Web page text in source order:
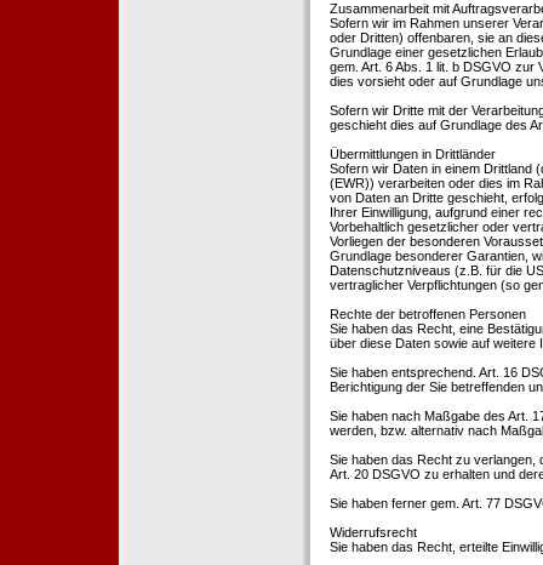
Zusammenarbeit mit
Sofern wir im Rahmen unserer
oder Dritten) offenbaren, sie an
Grundlage einer gesetzlichen
gem. Art. 6 Abs. 1 lit. b DSGVO zur
dies vorsieht oder auf Grundlage
Sofern wir Dritte mit der
geschieht dies auf Grundlage des
Übermittlungen in Drittländer
Sofern wir Daten in einem Drittland
(EWR)) verarbeiten oder dies im
von Daten an Dritte geschieht,
Ihrer Einwilligung, aufgrund einer
Vorbehaltlich gesetzlicher oder
Vorliegen der besonderen
Grundlage besonderer Garantien,
Datenschutzniveaus (z.B. für die
vertraglicher Verpflichtungen (so
Rechte der betroffenen Personen
Sie haben das Recht, eine
über diese Daten sowie auf weitere
Sie haben entsprechend. Art. 16
Berichtigung der Sie betreffenden
Sie haben nach Maßgabe des Art.
werden, bzw. alternativ nach
Sie haben das Recht zu verlangen,
Art. 20 DSGVO zu erhalten und
Sie haben ferner gem. Art. 77
Widerrufsrecht
Sie haben das Recht, erteilte